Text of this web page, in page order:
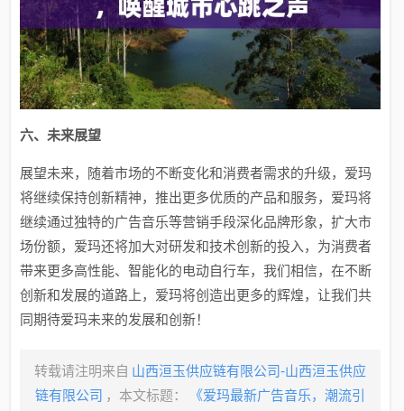
六、未来展望
展望未来，随着市场的不断变化和消费者需求的升级，爱玛
将继续保持创新精神，推出更多优质的产品和服务，爱玛将
继续通过独特的广告音乐等营销手段深化品牌形象，扩大市
场份额，爱玛还将加大对研发和技术创新的投入，为消费者
带来更多高性能、智能化的电动自行车，我们相信，在不断
创新和发展的道路上，爱玛将创造出更多的辉煌，让我们共
同期待爱玛未来的发展和创新！
转载请注明来自 山西洹玉供应链有限公司-山西洹玉供应
链有限公司 ，本文标题：
《爱玛最新广告音乐，潮流引